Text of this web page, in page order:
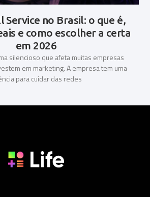
Service no Brasil: o que é,
e como escolher a certa
em 2026
silencioso que afeta muitas empresas
em marketing. A empresa tem uma
para cuidar das redes